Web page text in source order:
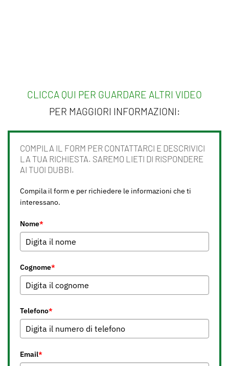
CLICCA QUI PER GUARDARE ALTRI VIDEO
PER MAGGIORI INFORMAZIONI:
COMPILA IL FORM PER CONTATTARCI E DESCRIVICI
LA TUA RICHIESTA. SAREMO LIETI DI RISPONDERE
AI TUOI DUBBI.
Compila il form e per richiedere le informazioni che ti
interessano.
Nome*
Cognome*
Telefono*
Email*